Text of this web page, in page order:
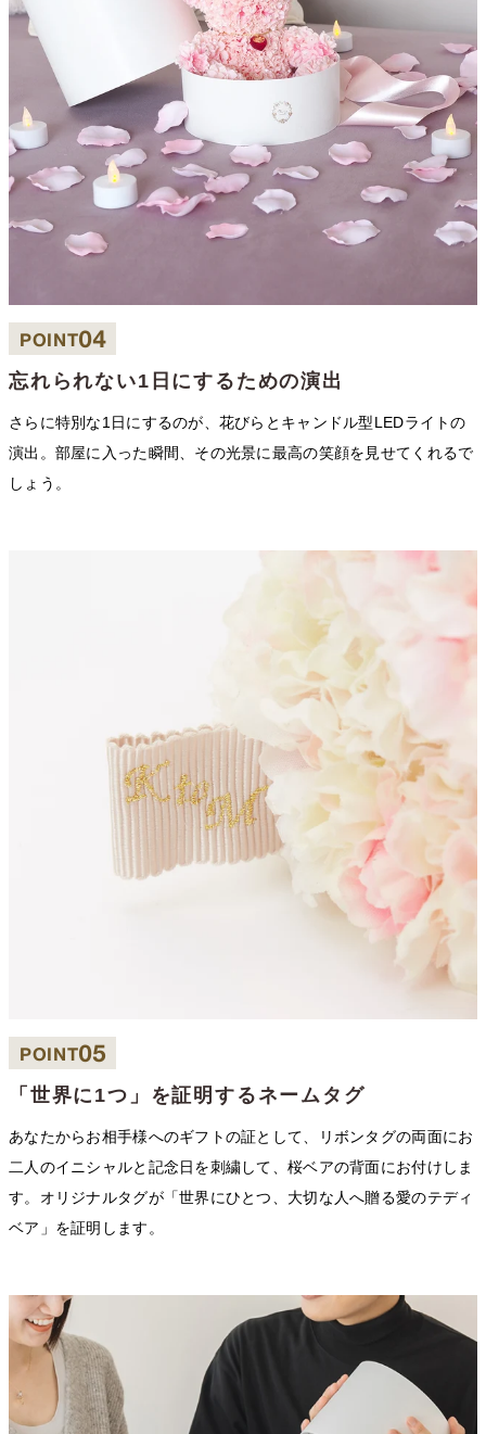
POINT04
忘れられない1日にするための演出
さらに特別な1日にするのが、花びらとキャンドル型LEDライトの
演出。部屋に入った瞬間、その光景に最高の笑顔を見せてくれるで
しょう。
POINT05
「世界に1つ」を証明するネームタグ
あなたからお相手様へのギフトの証として、リボンタグの両面にお
二人のイニシャルと記念日を刺繍して、桜ベアの背面にお付けしま
す。オリジナルタグが「世界にひとつ、大切な人へ贈る愛のテディ
ベア」を証明します。